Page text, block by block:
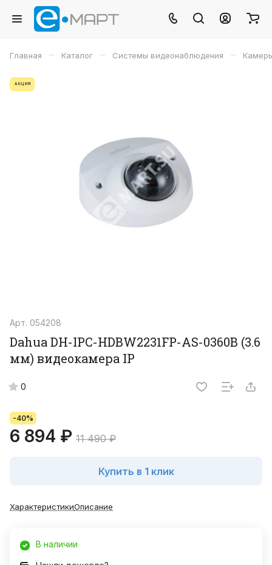
Главная – Каталог – Системы видеонаблюдения –
АКЦИЯ
Арт. 054208
Dahua DH-IPC-HDBW2231FP-AS-0360B (3.6
мм) видеокамера IP
0
-40%
6 894 ₽ 11 490 ₽
Купить в 1 клик
ХарактеристикиОписание
В наличии